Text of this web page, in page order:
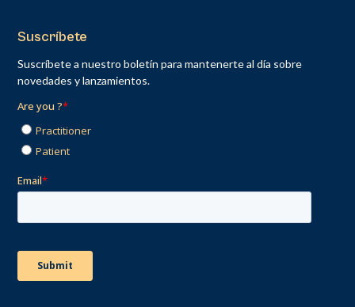
Suscríbete
Suscríbete a nuestro boletín para mantenerte al día sobre
novedades y lanzamientos.